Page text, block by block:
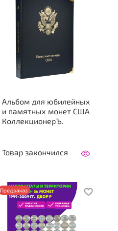
Альбом для юбилейных
и памятных монет США
КоллекционерЪ.
Товар закончился
Предзаказ